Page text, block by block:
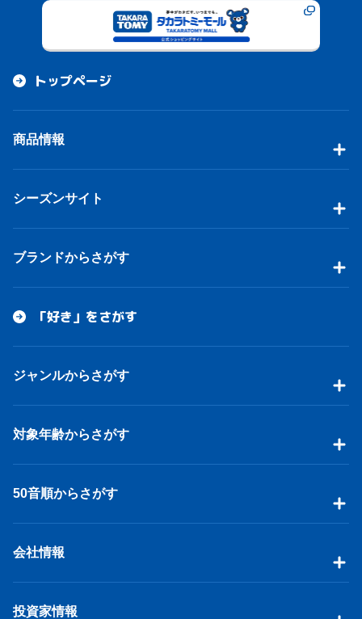
トップページ
商品情報
シーズンサイト
ブランドからさがす
「好き」をさがす
ジャンルからさがす
対象年齢からさがす
50音順からさがす
会社情報
投資家情報